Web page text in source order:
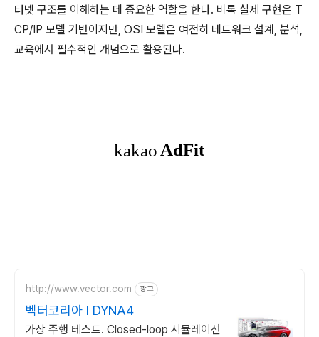
터넷 구조를 이해하는 데 중요한 역할을 한다. 비록 실제 구현은 T
CP/IP 모델 기반이지만, OSI 모델은 여전히 네트워크 설계, 분석,
교육에서 필수적인 개념으로 활용된다.
http://www.vector.com 광고
벡터코리아 I DYNA4
가상 주행 테스트. Closed-loop 시뮬레이션